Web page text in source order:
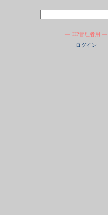
― HP管理者用 ―
ログイン